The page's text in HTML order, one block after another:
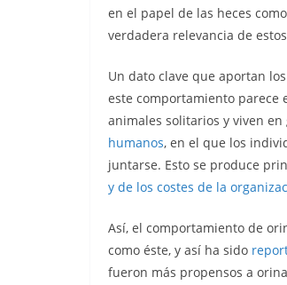
en el papel de las heces
verdadera relevancia de
Un dato clave que aportan
este comportamiento parece
animales solitarios y viven
humanos, en el que los
juntarse. Esto se produce
y de los costes de la
Así, el comportamiento de
como éste, y así ha sido
fueron más propensos a